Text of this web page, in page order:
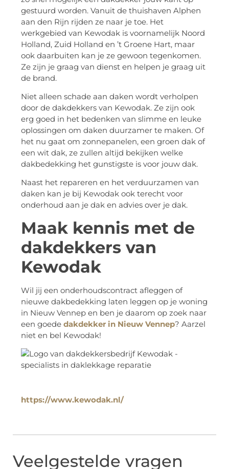
gestuurd worden. Vanuit de thuishaven Alphen
aan den Rijn rijden ze naar je toe. Het
werkgebied van Kewodak is voornamelijk Noord
Holland, Zuid Holland en ’t Groene Hart, maar
ook daarbuiten kan je ze gewoon tegenkomen.
Ze zijn je graag van dienst en helpen je graag uit
de brand.
Niet alleen schade aan daken wordt verholpen
door de dakdekkers van Kewodak. Ze zijn ook
erg goed in het bedenken van slimme en leuke
oplossingen om daken duurzamer te maken. Of
het nu gaat om zonnepanelen, een groen dak of
een wit dak, ze zullen altijd bekijken welke
dakbedekking het gunstigste is voor jouw dak.
Naast het repareren en het verduurzamen van
daken kan je bij Kewodak ook terecht voor
onderhoud aan je dak en advies over je dak.
Maak kennis met de
dakdekkers van
Kewodak
Wil jij een onderhoudscontract afleggen of
nieuwe dakbedekking laten leggen op je woning
in Nieuw Vennep en ben je daarom op zoek naar
een goede dakdekker in Nieuw Vennep? Aarzel
niet en bel Kewodak!
https://www.kewodak.nl/
Veelgestelde vragen